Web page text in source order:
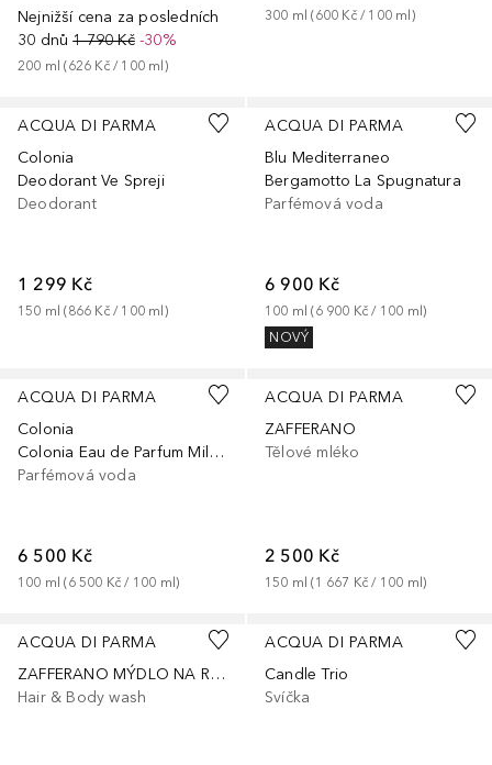
Nejnižší cena za posledních
30 dnů 1 790 Kč-30%
200 ml (626 Kč / 100 ml)
300 ml (600 Kč / 100 ml)
ACQUA DI PARMA
Colonia
Deodorant Ve Spreji
Deodorant
1 299 Kč
150 ml (866 Kč / 100 ml)
ACQUA DI PARMA
Blu Mediterraneo
Bergamotto La Spugnatura
Parfémová voda
6 900 Kč
100 ml (6 900 Kč / 100 ml)
NOVÝ
ACQUA DI PARMA
Colonia
Colonia Eau de Parfum Millesimato
Parfémová voda
6 500 Kč
100 ml (6 500 Kč / 100 ml)
ACQUA DI PARMA
ZAFFERANO
Tělové mléko
2 500 Kč
150 ml (1 667 Kč / 100 ml)
ACQUA DI PARMA
ZAFFERANO MÝDLO NA RUCE A TĚLO
Hair & Body wash
ACQUA DI PARMA
Candle Trio
Svíčka